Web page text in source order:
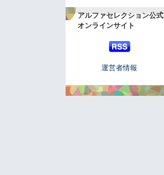
アルファセレクション公式
オンラインサイト
運営者情報